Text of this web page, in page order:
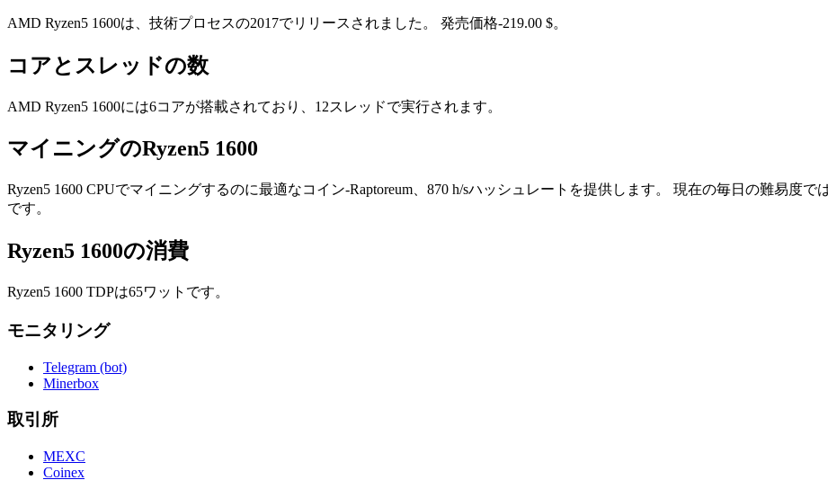
AMD Ryzen5 1600は、技術プロセスの2017でリリースされました。 発売価格-219.00 $。
コアとスレッドの数
AMD Ryzen5 1600には6コアが搭載されており、12スレッドで実行されます。
マイニングのRyzen5 1600
Ryzen5 1600 CPUでマイニングするのに最適なコイン-Raptoreum、870 h/sハッシュレートを提供します。 現在の毎日の難易度で
です。
Ryzen5 1600の消費
Ryzen5 1600 TDPは65ワットです。
モニタリング
Telegram (bot)
Minerbox
取引所
MEXC
Coinex